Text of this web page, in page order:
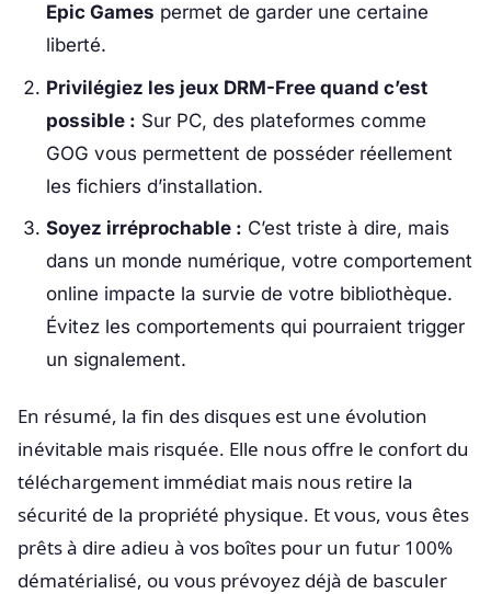
Epic Games permet de garder une certaine
liberté.
Privilégiez les jeux DRM-Free quand c’est
possible : Sur PC, des plateformes comme
GOG vous permettent de posséder réellement
les fichiers d’installation.
Soyez irréprochable : C’est triste à dire, mais
dans un monde numérique, votre comportement
online impacte la survie de votre bibliothèque.
Évitez les comportements qui pourraient trigger
un signalement.
En résumé, la fin des disques est une évolution
inévitable mais risquée. Elle nous offre le confort du
téléchargement immédiat mais nous retire la
sécurité de la propriété physique. Et vous, vous êtes
prêts à dire adieu à vos boîtes pour un futur 100%
dématérialisé, ou vous prévoyez déjà de basculer